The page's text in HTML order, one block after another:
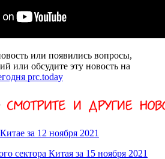
или появились вопросы,
или обсудите эту новость на
за 12 ноября 2021
сектора Китая за 15 ноября 2021